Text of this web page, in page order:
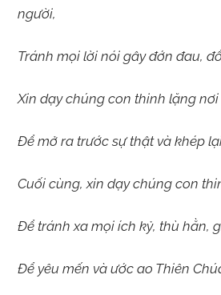
người,
Tránh mọi lời nói gây đớn đau,
Xin dạy chúng con thinh lặng nơi
Để mở ra trước sự thật và khép
Cuối cùng, xin dạy chúng con
Để tránh xa mọi ích kỷ, thù hằn,
Để yêu mến và ước ao Thiên